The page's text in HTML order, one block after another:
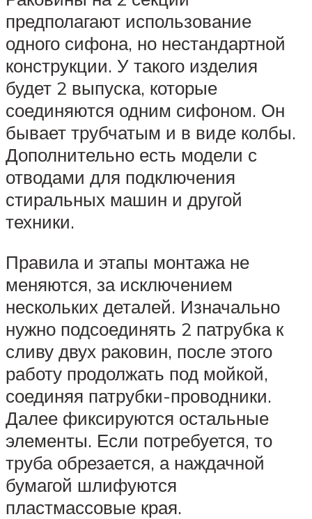
предполагают использование
одного сифона, но нестандартной
конструкции. У такого изделия
будет 2 выпуска, которые
соединяются одним сифоном. Он
бывает трубчатым и в виде колбы.
Дополнительно есть модели с
отводами для подключения
стиральных машин и другой
техники.
Правила и этапы монтажа не
меняются, за исключением
нескольких деталей. Изначально
нужно подсоединять 2 патрубка к
сливу двух раковин, после этого
работу продолжать под мойкой,
соединяя патрубки-проводники.
Далее фиксируются остальные
элементы. Если потребуется, то
труба обрезается, а наждачной
бумагой шлифуются
пластмассовые края.